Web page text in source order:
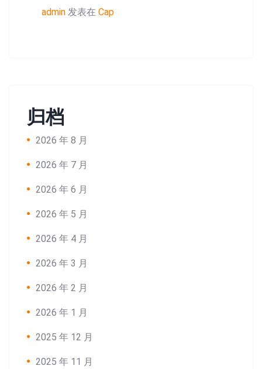
admin 发表在 Cap
归档
2026 年 8 月
2026 年 7 月
2026 年 6 月
2026 年 5 月
2026 年 4 月
2026 年 3 月
2026 年 2 月
2026 年 1 月
2025 年 12 月
2025 年 11 月